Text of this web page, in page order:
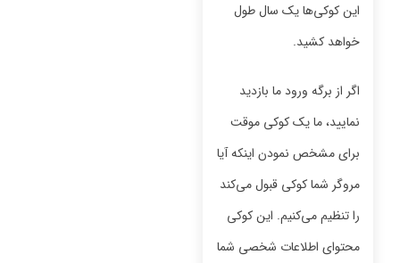
این کوکی‌ها یک سال طول
خواهد کشید.
اگر از برگه ورود ما بازدید
نمایید، ما یک کوکی موقت
برای مشخص نمودن اینکه آیا
مروگر شما کوکی قبول می‌کند
را تنظیم می‌کنیم. این کوکی
محتوای اطلاعات شخصی شما